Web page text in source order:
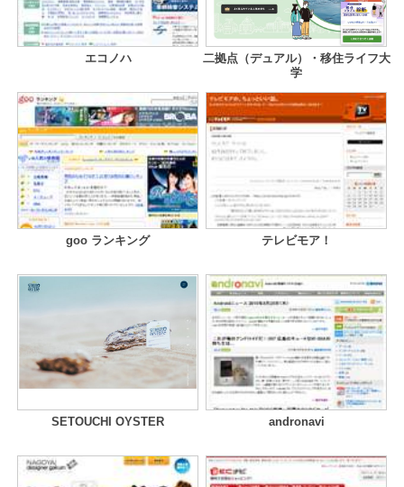
エコノハ
二拠点（デュアル）・移住ライフ大
学
goo ランキング テレビモア！
SETOUCHI OYSTER andronavi